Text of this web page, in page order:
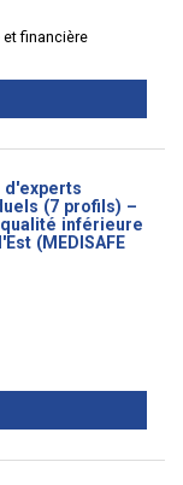
financière
d'experts
(7 profils) –
inférieure
(MEDISAFE